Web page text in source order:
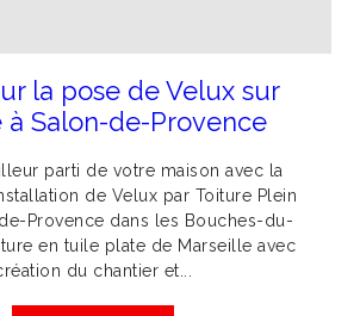
la pose de Velux sur
Salon-de-Provence
parti de votre maison avec la
de Velux par Toiture Plein
Provence dans les Bouches-du-
en tuile plate de Marseille avec
du chantier et...